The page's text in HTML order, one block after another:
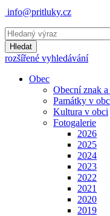
info@pritluky.cz
Hledat
rozšířené vyhledávání
Obec
Obecní znak
Památky v
Kultura v obci
Fotogalerie
2026
2025
2024
2023
2022
2021
2020
2019